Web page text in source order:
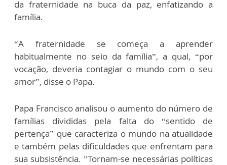
da fraternidade na buca da paz, enfatizando a
família.
“A fraternidade se começa a aprender
habitualmente no seio da família”, a qual, “por
vocação, deveria contagiar o mundo com o seu
amor”, disse o Papa.
Papa Francisco analisou o aumento do número de
famílias divididas pela falta do “sentido de
pertença” que caracteriza o mundo na atualidade
e também pelas dificuldades que enfrentam para
sua subsistência. ”Tornam-se necessárias políticas